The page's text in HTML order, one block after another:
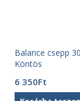
Balance csepp
Köntös
6 350Ft